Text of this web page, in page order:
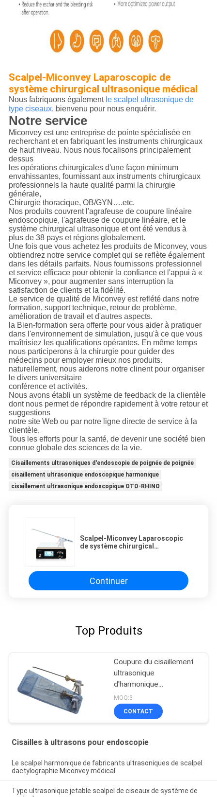
Scalpel-Miconvey Laparoscopic de
système chirurgical ultrasonique médical
Nous fabriquons également le scalpel ultrasonique de
type ciseaux, bienvenu pour nous enquérir.
Notre service
Miconvey est une entreprise de pointe spécialisée en
recherchant et en fabriquant les instruments chirurgicaux
de haut niveau. Nous nous focalisons principalement
dessus
les opérations chirurgicales d'une façon minimum
envahissantes, fournissant aux instruments chirurgicaux
professionnels la haute qualité parmi la chirurgie
générale,
Chirurgie thoracique, OB/GYN….etc.
Nos produits couvrent l'agrafeuse de coupure linéaire
endoscopique, l'agrafeuse de coupure linéaire, et le
système chirurgical ultrasonique et ont été vendus à
plus de 38 pays et régions globalement.
Une fois que vous achetez les produits de Miconvey, vous
obtiendrez notre service complet qui se reflète également
dans les détails parfaits. Nous fournissons professionnel
et service efficace pour obtenir la confiance et l'appui à «
Miconvey », pour augmenter sans interruption la
satisfaction de clients et la fidélité.
Le service de qualité de Miconvey est reflété dans notre
formation, support technique, retour de problème,
amélioration de travail et d'autres aspects.
la Bien-formation sera offerte pour vous aider à pratiquer
dans l'environnement de simulation, jusqu'à ce que vous
maîtrisiez les qualifications opérantes. En même temps
nous participerons à la chirurgie pour guider des
médecins pour employer mieux nos produits.
naturellement, nous aiderons notre clinent pour organiser
le divers universitaire
conférence et activités.
Nous avons établi un système de feedback de la clientèle
dont nous permet de répondre rapidement à votre retour et
suggestions
notre site Web ou par notre ligne directe de service à la
clientèle.
Tous les efforts pour la santé, de devenir une société bien
connue globale des sciences de la vie.
Cisaillements ultrasoniques d'endoscopie de poignée de poignée
cisaillement ultrasonique endoscopique harmonique
cisaillement ultrasonique endoscopique OTO-RHINO
Scalpel-Miconvey Laparoscopic
de système chirurgical
Continuer
Top Produits
Coupure du cisaillement
ultrasonique
d'harmonique
d'Autoforce de
coagulation
MOQ:3
CONTACT
Cisailles à ultrasons pour endoscopie
Le scalpel harmonique de fabricants ultrasoniques de scalpel
dactylographie Miconvey médical
Type ultrasonique jetable scalpel de ciseaux de système de